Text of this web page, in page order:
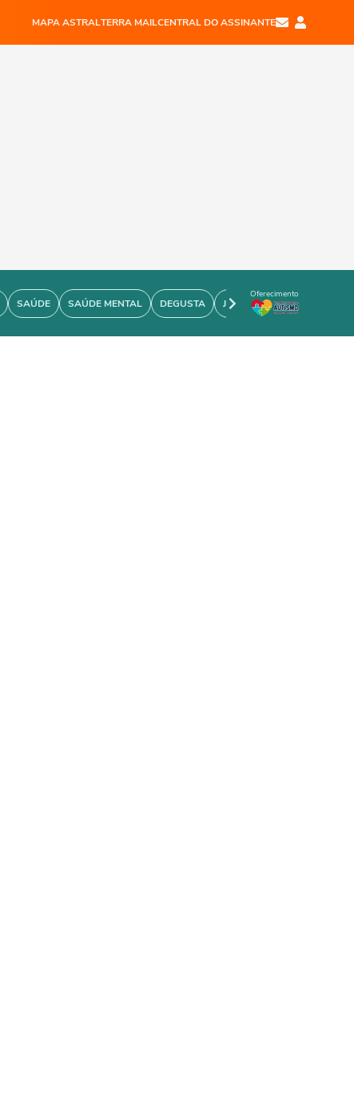
MAPA ASTRALTERRA MAILCENTRAL DO ASSINANTE
SAÚDE SAÚDE MENTAL DEGUSTA JOÃO BIDU PERSONARE
Oferecimento